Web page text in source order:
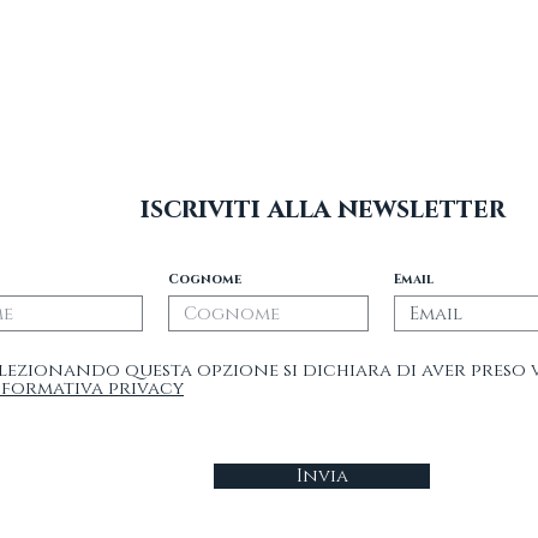
iscriviti alla newsletter
Cognome Email
questa opzione si dichiara di aver preso
privacy
Invia